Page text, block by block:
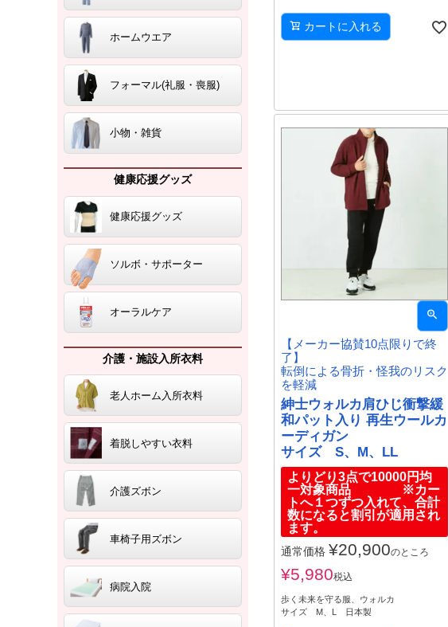
ホームウエア
フォーマル(礼服・喪服)
小物・雑貨
健康応援グッズ
健康応援グッズ
ソルボ・サポーター
オーラルケア
介護・施設入所衣料
老人ホーム入所衣料
着脱しやすい衣料
介護ズボン
車椅子用ズボン
病院入院
カートに入れる
【メーカー協賛10点限りで終
了】
転倒による骨折・怪我のリスク
を軽減
紳士ウォルカ肩ひじ衝撃緩
和パット入り 再生ウールカ
ーディガン
サイズ S、M、LL
よりどり3点で10000円均
一対象商品 ※カー
トへ１つずつ入れて、合計
数になると割引が適用され
ます。
通常価格 ¥20,900のところ
¥5,980税込
歩く未来を守る服、ウォルカ
サイズ M、L 日本製